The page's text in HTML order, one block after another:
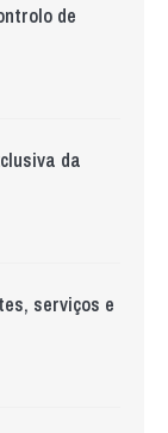
de
da
serviços e